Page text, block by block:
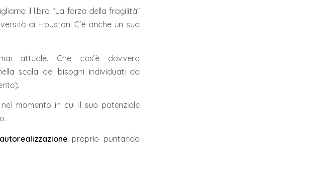
il libro “La forza della fragilità”
di Houston. C’è anche un suo
attuale. Che cos’è davvero
scala dei bisogni individuati da
momento in cui il suo potenziale
autorealizzazione proprio puntando